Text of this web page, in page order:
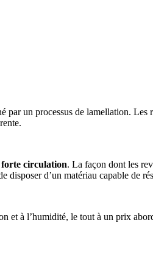
un processus de lamellation.
forte circulation. La façon dont les
d’un matériau capable de
et à l’humidité, le tout à un prix